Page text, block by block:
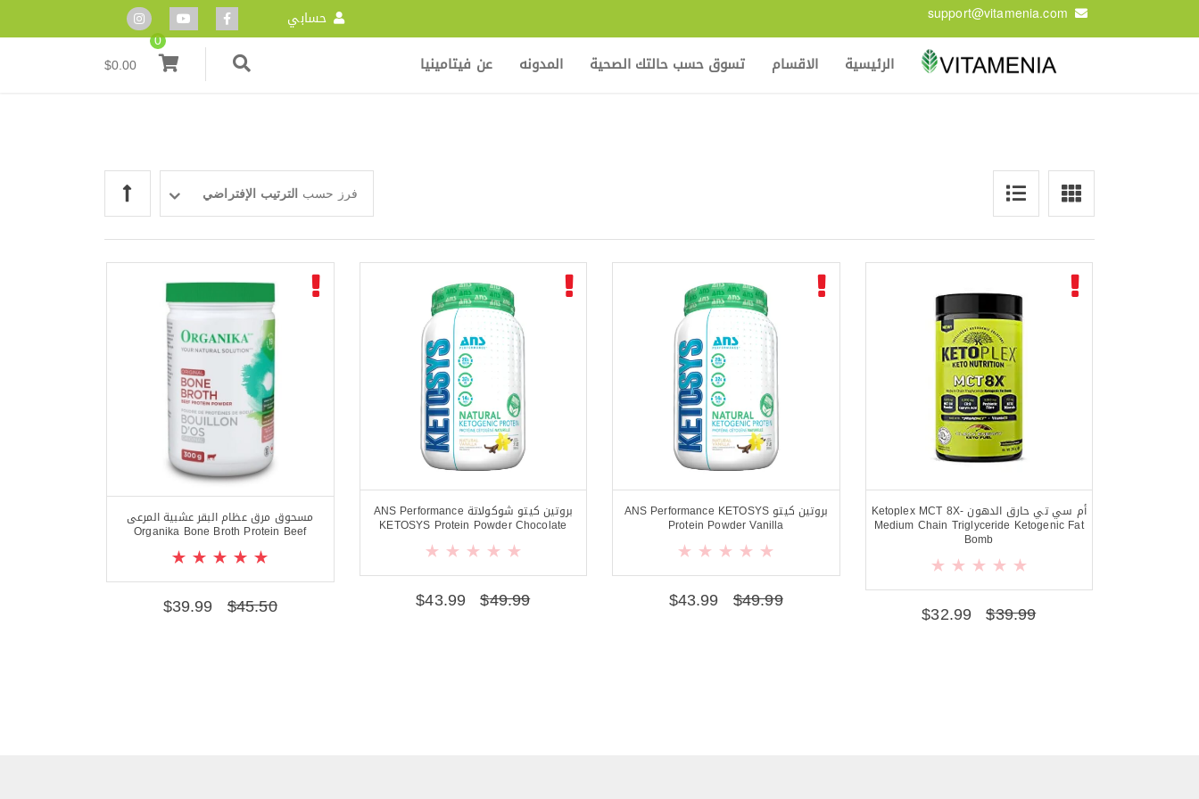
support@vitamenia.com حسابي
الرئيسية الاقسام تسوق حسب حالتك الصحية المدونه عن فيتامينيا
0
$0.00
فرز حسب الترتيب الإفتراضي
أم سي تي حارق الدهون Ketoplex MCT 8X-
Medium Chain Triglyceride Ketogenic Fat
Bomb
$39.99
$32.99
بروتين كيتو ANS Performance KETOSYS
Protein Powder Vanilla
$49.99
$43.99
بروتين كيتو شوكولاتة ANS Performance
KETOSYS Protein Powder Chocolate
$49.99
$43.99
مسحوق مرق عظام البقر عشبية المرعى
Organika Bone Broth Protein Beef
$45.50
$39.99